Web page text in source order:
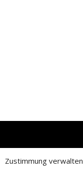
Zustimmung verwalten
uns gerne...